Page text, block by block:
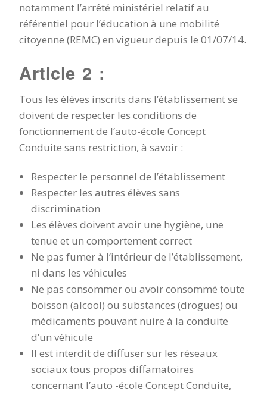
notamment l’arrêté ministériel relatif au
référentiel pour l’éducation à une mobilité
citoyenne (REMC) en vigueur depuis le 01/07/14.
Article 2 :
Tous les élèves inscrits dans l’établissement se
doivent de respecter les conditions de
fonctionnement de l’auto-école Concept
Conduite sans restriction, à savoir :
Respecter le personnel de l’établissement
Respecter les autres élèves sans
discrimination
Les élèves doivent avoir une hygiène, une
tenue et un comportement correct
Ne pas fumer à l’intérieur de l’établissement,
ni dans les véhicules
Ne pas consommer ou avoir consommé toute
boisson (alcool) ou substances (drogues) ou
médicaments pouvant nuire à la conduite
d’un véhicule
Il est interdit de diffuser sur les réseaux
sociaux tous propos diffamatoires
concernant l’auto -école Concept Conduite,